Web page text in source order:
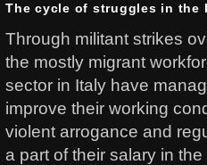
The cycle of struggles in
Through militant strikes
the mostly migrant
sector in Italy have
improve their working
violent arrogance and
a part of their salary in